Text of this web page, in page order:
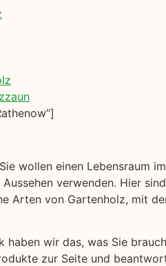
wollen einen Lebensraum
verwenden. Hier
Arten von Gartenholz, mit
wir das, was Sie
zur Seite und